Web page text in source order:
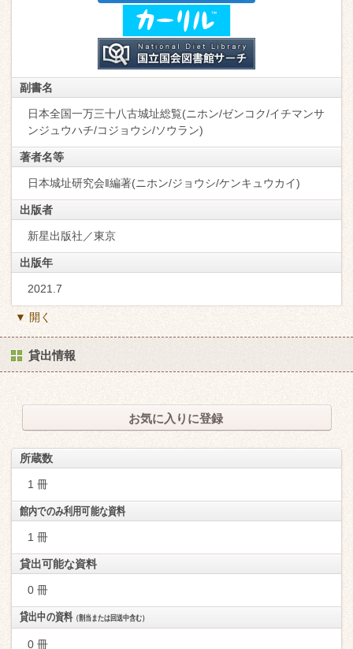
副書名
日本全国一万三十八古城址総覧(ニホン/ゼンコク/イチマンサ
ンジュウハチ/コジョウシ/ソウラン)
著者名等
日本城址研究会‖編著(ニホン/ジョウシ/ケンキュウカイ)
出版者
新星出版社／東京
出版年
2021.7
▼ 開く
貸出情報
お気に入りに登録
所蔵数
1 冊
館内でのみ利用可能な資料
1 冊
貸出可能な資料
0 冊
貸出中の資料（割当または回送中含む）
0 冊